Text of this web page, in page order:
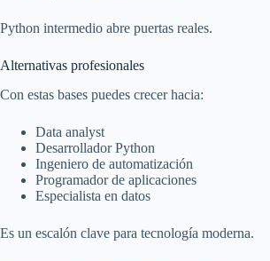
Python intermedio abre puertas reales.
Alternativas profesionales
Con estas bases puedes crecer hacia:
Data analyst
Desarrollador Python
Ingeniero de automatización
Programador de aplicaciones
Especialista en datos
Es un escalón clave para tecnología moderna.